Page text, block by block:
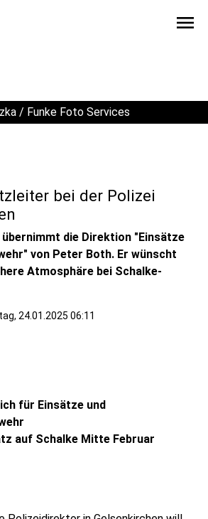
menu
/ Funke Foto Services
bei der Polizei
die Direktion "Einsätze
von Peter Both. Er wünscht
Atmosphäre bei Schalke-
24.01.2025 06:11
für Einsätze und
auf Schalke Mitte Februar